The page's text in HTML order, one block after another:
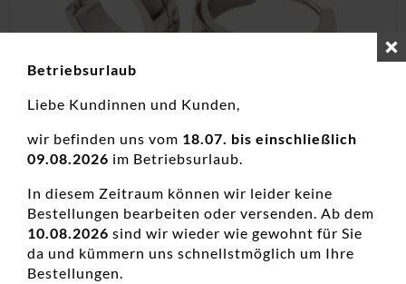
Creolen, Damenohrschmuck, Edelstahl, Neuheiten
75,00€
inkl. 19 % MwSt.
Betriebsurlaub
Liebe Kundinnen und Kunden,
wir befinden uns vom 18.07. bis einschließlich
09.08.2026 im Betriebsurlaub.
In diesem Zeitraum können wir leider keine
Bestellungen bearbeiten oder versenden. Ab dem
10.08.2026 sind wir wieder wie gewohnt für Sie
da und kümmern uns schnellstmöglich um Ihre
Bestellungen.